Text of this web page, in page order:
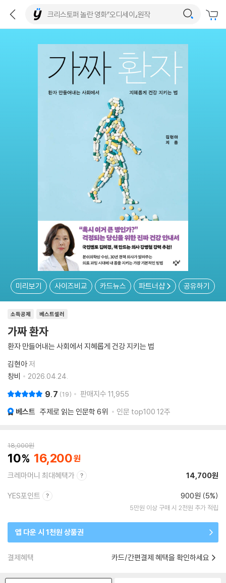
미리보기 사이즈비교 카드뉴스 파트너샵 공유하기
소득공제 베스트셀러
가짜 환자
환자 만들어내는 사회에서 지혜롭게 건강 지키는 법
김현아저
창비
2026.04.24.
9.7 19 판매지수 11,955
베스트 주제로 읽는 인문학 6위 인문 top100 12주
18,000원
10 16,200
크레마머니 최대혜택가 14,700원
YES포인트 900원 (5%)
5만원 이상 구매 시 2천원 추가 적립
앱 다운 시 1천원 상품권
결제혜택 카드/간편결제 혜택을 확인하세요